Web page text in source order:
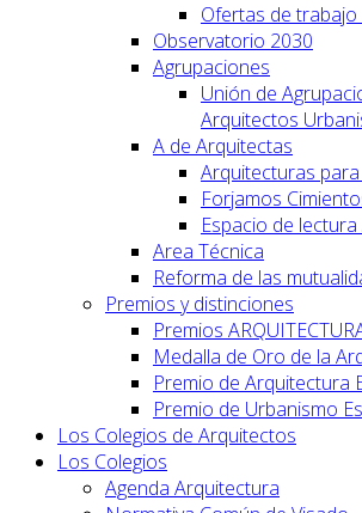
Ofertas de
Observatorio 2030
Agrupaciones
Unión de
Arquitectos
A de Arquitectas
Arquitecturas
Forjamos
Espacio de
Area Técnica
Reforma de las
Premios y distinciones
Premios
Medalla de Oro de la
Premio de Arquitectura
Premio de Urbanismo
Los Colegios de Arquitectos
Los Colegios
Agenda Arquitectura